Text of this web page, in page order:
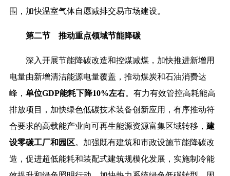
围，加快温室气体自愿减排交易市场建设。
第二节 推动重点领域节能降碳
深入开展节能降碳改造和控煤减煤，加快推进新增用
电量由新增清洁能源电量覆盖，推动煤炭和石油消费达
峰， 单位GDP能耗下降10%左右。有力有效管控高耗能高
排放项目，加快绿色低碳技术装备创新应用，有序推动符
合要求的高载能产业向可再生能源资源富集区域转移， 建
设零碳工厂和园区。加强既有建筑和市政设施节能降碳改
造，促进超低能耗和装配式建筑规模化发展，实施制冷能